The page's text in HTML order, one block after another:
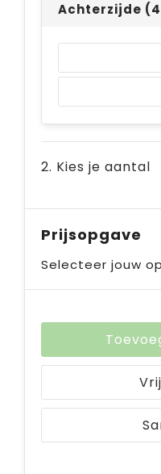
Achterzijde
2. Kies je aantal
Prijsopgave
Selecteer jouw